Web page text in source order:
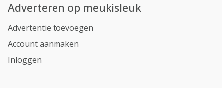
Adverteren op meukisleuk
Advertentie toevoegen
Account aanmaken
Inloggen